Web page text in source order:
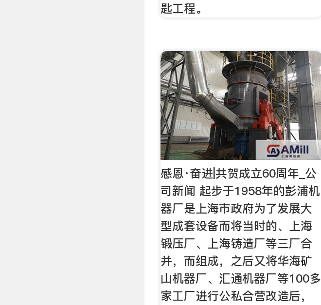
匙工程。
感恩·奋进|共贺成立60周年_公
司新闻 起步于1958年的彭浦机
器厂是上海市政府为了发展大
型成套设备而将当时的、上海
锻压厂、上海铸造厂等三厂合
并，而组成，之后又将华海矿
山机器厂、汇通机器厂等100多
家工厂进行公私合营改造后，